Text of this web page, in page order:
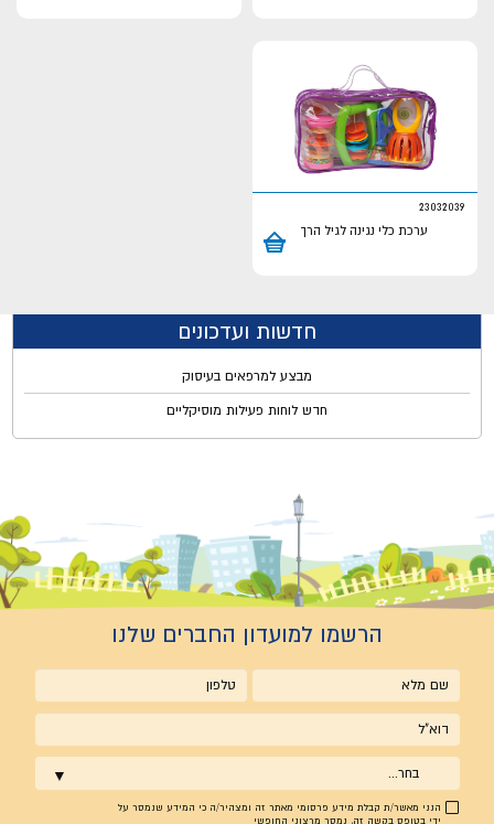
23032039
ערכת כלי נגינה לגיל הרך
חדשות ועדכונים
מבצע למרפאים בעיסוק
חדש לוחות פעילות מוסיקליים
הרשמו למועדון החברים שלנו
שם
מלא
טלפון
אימייל
בחר...
הנני מאשר/ת קבלת מידע פרסומי מאתר זה ומצהיר/ה כי המידע שנמסר על
ידי בטופס בקשה זה, נמסר מרצוני החופשי